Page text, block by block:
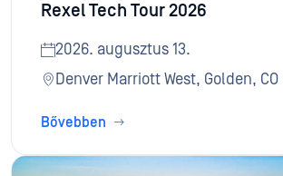
Rexel Tech Tour 2026
2026. augusztus 13.
Denver Marriott West, Golden, CO
Bővebben